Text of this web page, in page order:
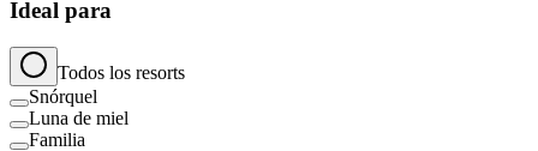
Ideal para
Todos los resorts
Snórquel
Luna de miel
Familia